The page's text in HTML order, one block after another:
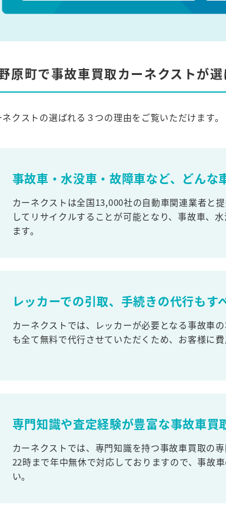
原町で事故車買取カーネクストが
クストの選ばれる３つの理由をご覧いただけます。
事故車・水没車・故障車など、どんな
カーネクストは全国13,000社の自動車関連業者と
してリサイクルすることが可能となり、事故車、
ます。
レッカーでの引取、手続きの代行もす
カーネクストでは、レッカーが必要となる事故車
も全て無料で代行させていただくため、お客様に
専門知識や査定経験が豊富な事故車買
カーネクストでは、専門知識を持つ事故車買取の
22時まで年中無休で対応しておりますので、事故
い。